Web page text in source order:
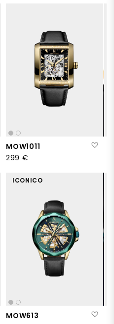
Aggiungi alla lista desideri
MOW1011
299 €
Aggiungi alla lista desideri
ICONICO
MOW613